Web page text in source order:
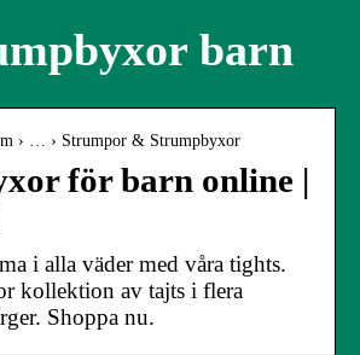
barn
› … › Strumpor & Strumpbyxor
för barn online |
i alla väder med våra tights.
kollektion av tajts i flera
Shoppa nu.